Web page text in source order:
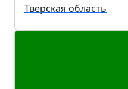
Тверская область